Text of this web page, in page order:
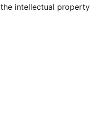
intellectual property